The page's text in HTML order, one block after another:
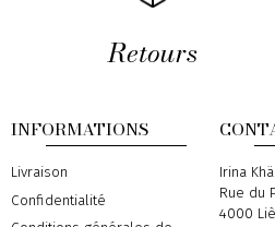
Retours
INFORMATIONS
Livraison
Confidentialité
Address
Irina Khä
Rue du
4000